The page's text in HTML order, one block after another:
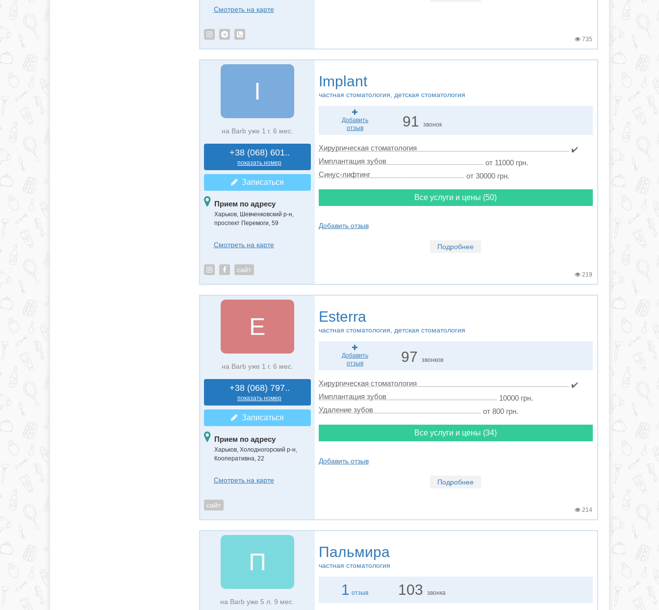
Смотреть на карте
735
I
на Barb уже 1 г. 6 мес.
+38 (068) 601..
показать номер
Записаться
Прием по адресу
Харьков, Шевченковский р-н,
проспект Перемоги, 59
Смотреть на карте
сайт
Implant
частная стоматология, детская стоматология
Добавить
отзыв
91 звонок
Хирургическая стоматология
✔️
Имплантация зубов
от 11000 грн.
Синус-лифтинг
от 30000 грн.
Все услуги и цены (50)
Добавить отзыв
Подробнее
219
E
на Barb уже 1 г. 6 мес.
+38 (068) 797..
показать номер
Записаться
Прием по адресу
Харьков, Холодногорский р-н,
Кооперативна, 22
Смотреть на карте
сайт
Esterra
частная стоматология, детская стоматология
Добавить
отзыв
97 звонков
Хирургическая стоматология
✔️
Имплантация зубов
10000 грн.
Удаление зубов
от 800 грн.
Все услуги и цены (34)
Добавить отзыв
Подробнее
214
П
на Barb уже 5 л. 9 мес.
Пальмира
частная стоматология
1 отзыв 103звонка